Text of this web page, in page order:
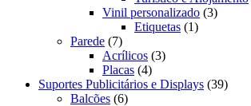
Vinil personalizado (3)
Etiquetas (1)
Parede (7)
Acrílicos (3)
Placas (4)
Suportes Publicitários e Displays (39)
Balcões (6)